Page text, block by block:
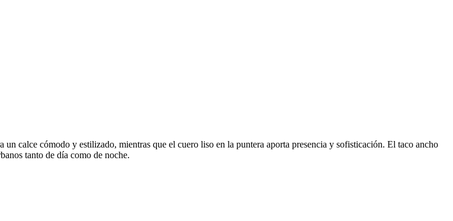
calce cómodo y estilizado, mientras que el cuero liso en la puntera aporta presencia y sofisticación. El taco ancho
tanto de día como de noche.